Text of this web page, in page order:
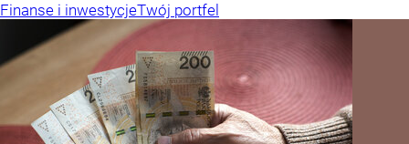
Finanse i inwestycjeTwój portfel